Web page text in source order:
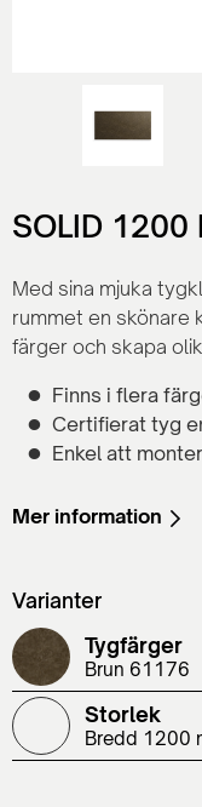
SOLID 1200
Med sina mjuka
rummet en skönare
färger och skapa
Finns i flera
Certifierat tyg
Enkel att
Mer information
Varianter
Tygfärger
Brun 61176
Storlek
Bredd 1200